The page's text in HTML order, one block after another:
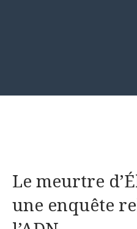
Le meurtre
une enquête